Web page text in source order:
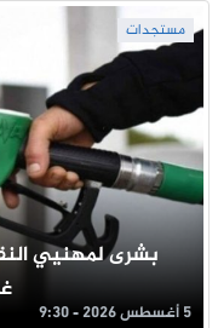
مستجدات
بشرى لمهنيي
5 أغسطس 2026 - 9:30